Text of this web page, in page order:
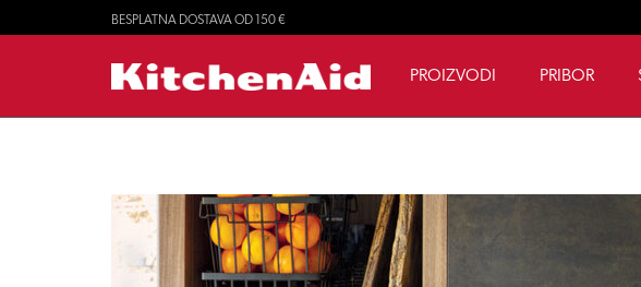
BESPLATNA DOSTAVA OD 150 €
PROIZVODI PRIBOR